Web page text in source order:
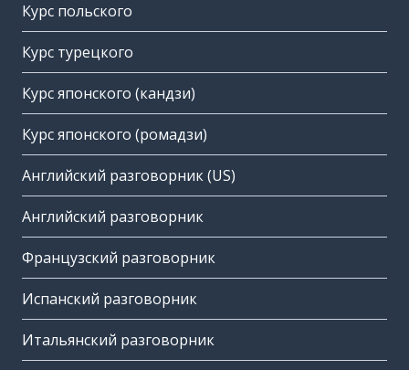
Курс польского
Курс турецкого
Курс японского (кандзи)
Курс японского (ромадзи)
Английский разговорник (US)
Английский разговорник
Французский разговорник
Испанский разговорник
Итальянский разговорник